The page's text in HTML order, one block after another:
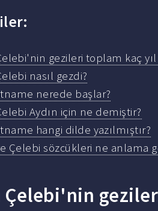
gezileri toplam kaç
nasıl gezdi?
nerede başlar?
Aydın için ne demiştir?
hangi dilde yazılmıştır?
Çelebi sözcükleri ne anlama
Çelebi'nin